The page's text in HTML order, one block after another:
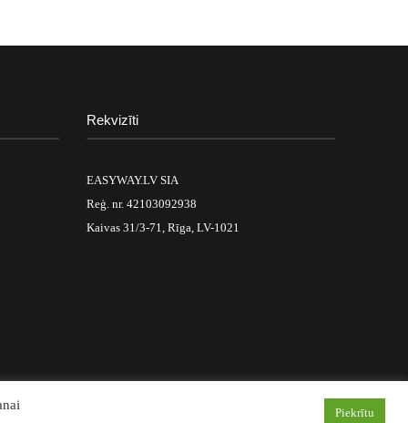
Rekvizīti
EASYWAY.LV SIA
Reģ. nr. 42103092938
Kaivas 31/3-71, Rīga, LV-1021
Piekrītu